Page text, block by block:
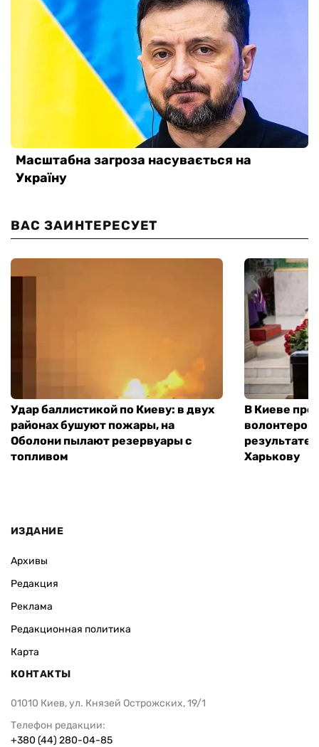
ВАС ЗАИНТЕРЕСУЕТ
Удар баллистикой по Киеву: в двух
районах бушуют пожары, на
Оболони пылают резервуары с
топливом
В Киеве
результате
Харькову
ИЗДАНИЕ
Архивы
Редакция
Реклама
Редакционная политика
Карта
КОНТАКТЫ
01010 Киев, ул. Князей Острожских, 19/1
Телефон редакции:
+380 (44) 280-04-85